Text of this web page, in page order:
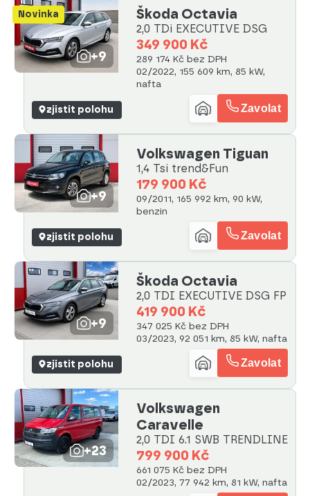
Novinka
+9
Škoda Octavia
2,0 TDi EXECUTIVE DSG
349 900 Kč
289 174 Kč bez DPH
02/2022, 155 609 km, 85 kW,
nafta
zjistit polohu Zavolat
+9
Volkswagen Tiguan
1,4 Tsi trend&Fun
179 900 Kč
09/2011, 165 992 km, 90 kW,
benzin
zjistit polohu Zavolat
+9
Škoda Octavia
2,0 TDI EXECUTIVE DSG FP
419 900 Kč
347 025 Kč bez DPH
03/2023, 92 051 km, 85 kW, nafta
zjistit polohu Zavolat
+23
Volkswagen
Caravelle
2,0 TDI 6.1 SWB TRENDLINE
799 900 Kč
661 075 Kč bez DPH
02/2023, 77 942 km, 81 kW, nafta